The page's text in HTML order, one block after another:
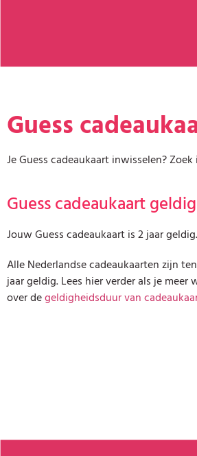
Guess
Je Guess cadeaukaart inwisselen?
Guess cadeaukaart
Jouw Guess cadeaukaart is 2 jaar geldig.
Alle Nederlandse cadeaukaarten zijn
jaar geldig. Lees hier verder als je meer
over degeldigheidsduur van